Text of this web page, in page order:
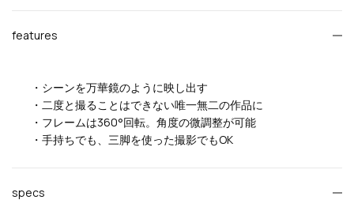
features
・シーンを万華鏡のように映し出す
・二度と撮ることはできない唯一無二の作品に
・フレームは360°回転。角度の微調整が可能
・手持ちでも、三脚を使った撮影でもOK
specs